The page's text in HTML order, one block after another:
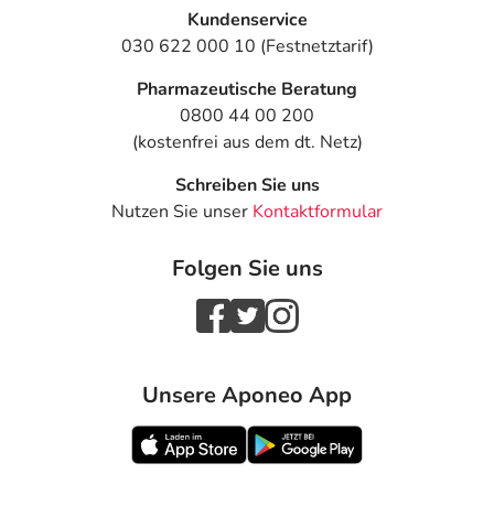
Kundenservice
030 622 000 10 (Festnetztarif)
Pharmazeutische Beratung
0800 44 00 200
(kostenfrei aus dem dt. Netz)
Schreiben Sie uns
Nutzen Sie unser Kontaktformular
Folgen Sie uns
Unsere Aponeo App